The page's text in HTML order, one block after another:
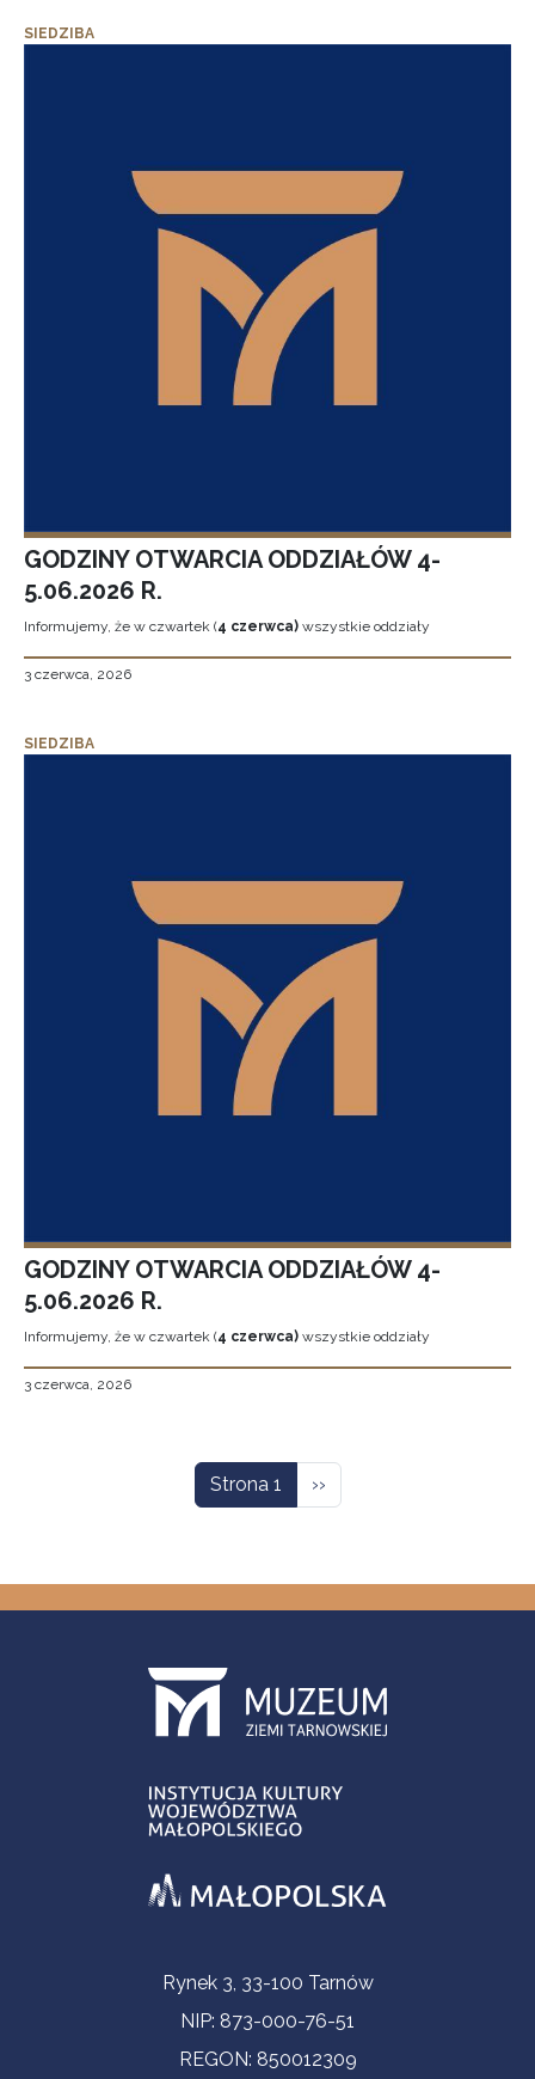
SIEDZIBA
GODZINY OTWARCIA ODDZIAŁÓW 4-
5.06.2026 R.
Informujemy, że w czwartek (4 czerwca) wszystkie oddziały
3 czerwca, 2026
SIEDZIBA
GODZINY OTWARCIA ODDZIAŁÓW 4-
5.06.2026 R.
Informujemy, że w czwartek (4 czerwca) wszystkie oddziały
3 czerwca, 2026
Strona 1 Następna strona
››
Informacje kontaktoweRynek 3, 33-100 Tarnów
NIP: 873-000-76-51
REGON: 850012309